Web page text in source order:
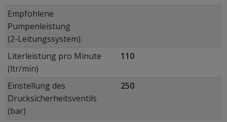
Empfohlene
Pumpenleistung
(2-Leitungssystem):
Literleistung pro Minute
(ltr/min)
110
Einstellung des
Drucksicherheitsventils
(bar)
250